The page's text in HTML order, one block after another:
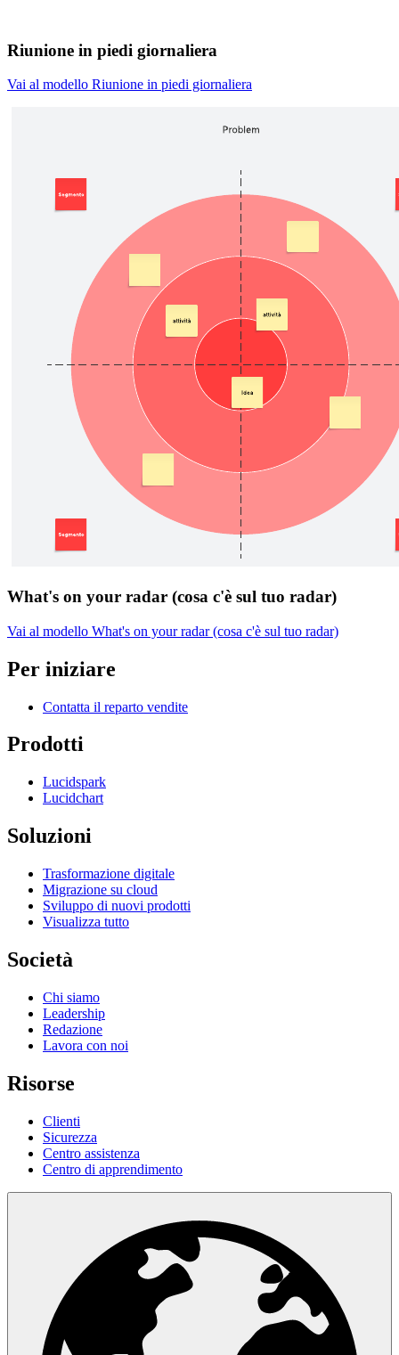
Riunione in piedi giornaliera
Vai al modello Riunione in piedi giornaliera
What's on your radar (cosa c'è sul tuo radar)
Vai al modello What's on your radar (cosa c'è sul tuo radar)
Per iniziare
Contatta il reparto vendite
Prodotti
Lucidspark
Lucidchart
Soluzioni
Trasformazione digitale
Migrazione su cloud
Sviluppo di nuovi prodotti
Visualizza tutto
Società
Chi siamo
Leadership
Redazione
Lavora con noi
Risorse
Clienti
Sicurezza
Centro assistenza
Centro di apprendimento